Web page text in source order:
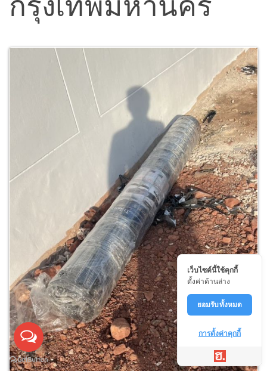
เว็บไซต์นี้ใช้คุกกี้
ตั้งค่าด้านล่าง
ยอมรับทั้งหมด
การตั้งค่าคุกกี้